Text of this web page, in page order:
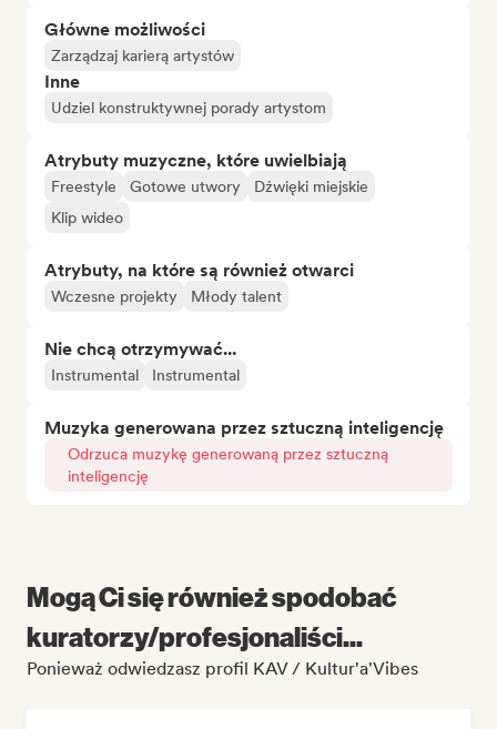
Główne możliwości
Zarządzaj karierą artystów
Inne
Udziel konstruktywnej porady artystom
Atrybuty muzyczne, które uwielbiają
Freestyle Gotowe utwory
Dźwięki miejskie
Klip wideo
Atrybuty, na które są również otwarci
Wczesne projekty Młody talent
Nie chcą otrzymywać...
Instrumental Instrumental
Muzyka generowana przez sztuczną inteligencję
Odrzuca muzykę generowaną przez sztuczną
inteligencję
Mogą Ci się również spodobać
kuratorzy/profesjonaliści...
Ponieważ odwiedzasz profil KAV / Kultur'a'Vibes